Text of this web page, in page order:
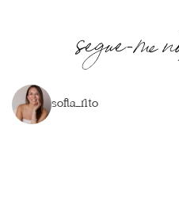
segue-me
sofia_rito